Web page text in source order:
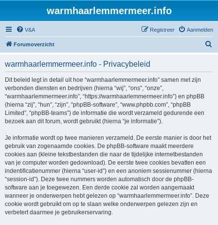
warmhaarlemmermeer.info
V&A Aanmelden
Registreer
Forumoverzicht
warmhaarlemmermeer.info - Privacybeleid
Dit beleid legt in detail uit hoe “warmhaarlemmermeer.info” samen met zijn
verbonden diensten en bedrijven (hierna “wij”, “ons”, “onze”,
“warmhaarlemmermeer.info”, “https://warmhaarlemmermeer.info”) en phpBB
(hierna “zij”, “hun”, “zijn”, “phpBB-software”, “www.phpbb.com”, “phpBB
Limited”, “phpBB-teams”) de informatie die wordt verzameld gedurende een
bezoek aan dit forum, wordt gebruikt (hierna “je informatie”).
Je informatie wordt op twee manieren verzameld. De eerste manier is door het
gebruik van zogenaamde cookies. De phpBB-software maakt meerdere
cookies aan (kleine tekstbestanden die naar de tijdelijke internetbestanden
van je computer worden gedownload). De eerste twee cookies bevatten een
indentificatienummer (hierna “user-id”) en een anoniem sessienummer (hierna
“session-id”). Deze twee nummers worden automatisch door de phpBB-
software aan je toegewezen. Een derde cookie zal worden aangemaakt
wanneer je onderwerpen hebt gelezen op “warmhaarlemmermeer.info”. Deze
cookie wordt gebruikt om op te slaan welke onderwerpen gelezen zijn en
verbetert daarmee je gebruikerservaring.